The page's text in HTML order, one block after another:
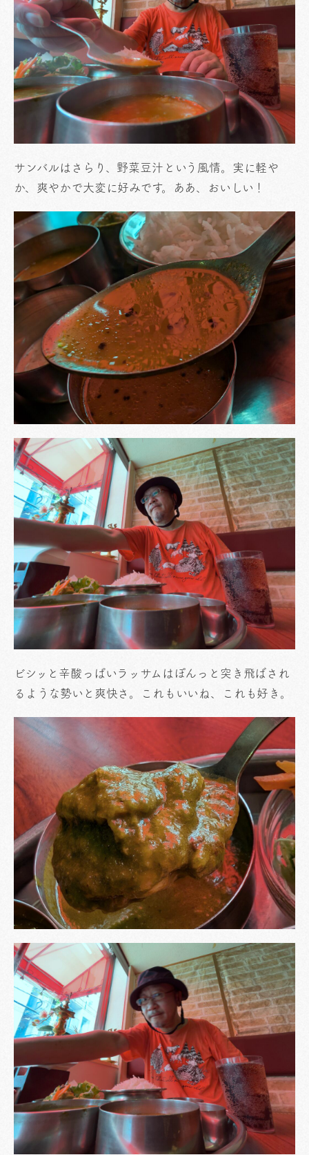
サンバルはさらり、野菜豆汁という風情。実に軽や
か、爽やかで大変に好みです。ああ、おいしい！
ビシッと辛酸っぱいラッサムはぽんっと突き飛ばされ
るような勢いと爽快さ。これもいいね、これも好き。